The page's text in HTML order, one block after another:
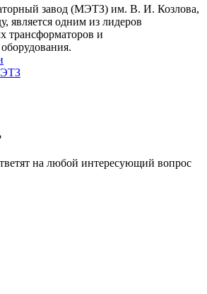
завод (МЭТЗ) им. В. И. Козлова,
является одним из лидеров
трансформаторов и
на любой интересующий вопрос